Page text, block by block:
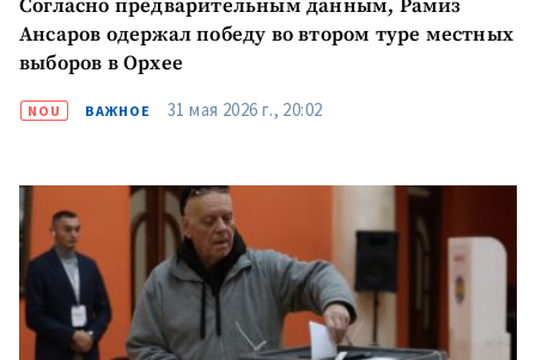
Согласно предварительным данным, Рамиз
Ансаров одержал победу во втором туре местных
выборов в Орхее
NOU ВАЖНОЕ 31 мая 2026 г., 20:02